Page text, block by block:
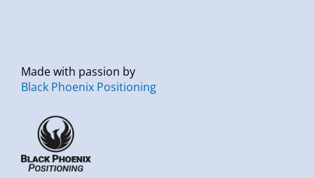
Made with passion by
Black Phoenix Positioning